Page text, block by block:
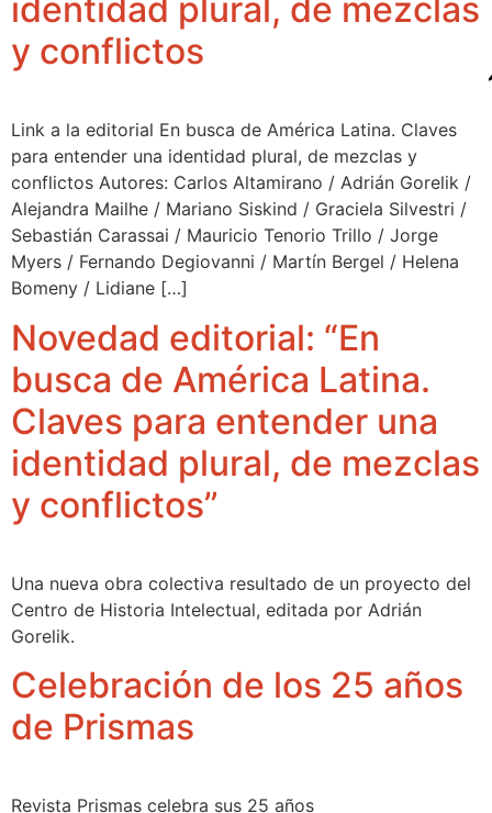
identidad plural, de mezclas
y conflictos
Link a la editorial En busca de América Latina. Claves
para entender una identidad plural, de mezclas y
conflictos Autores: Carlos Altamirano / Adrián Gorelik /
Alejandra Mailhe / Mariano Siskind / Graciela Silvestri /
Sebastián Carassai / Mauricio Tenorio Trillo / Jorge
Myers / Fernando Degiovanni / Martín Bergel / Helena
Bomeny / Lidiane […]
Novedad editorial: “En
busca de América Latina.
Claves para entender una
identidad plural, de mezclas
y conflictos”
Una nueva obra colectiva resultado de un proyecto del
Centro de Historia Intelectual, editada por Adrián
Gorelik.
Celebración de los 25 años
de Prismas
Revista Prismas celebra sus 25 años